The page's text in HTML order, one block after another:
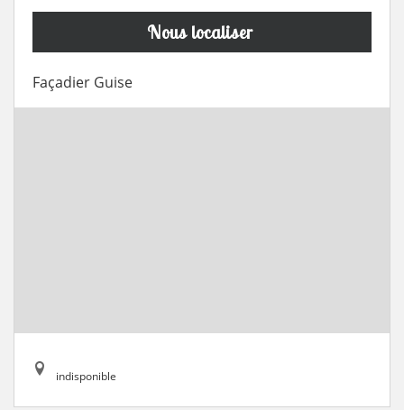
Nous localiser
Façadier Guise
indisponible